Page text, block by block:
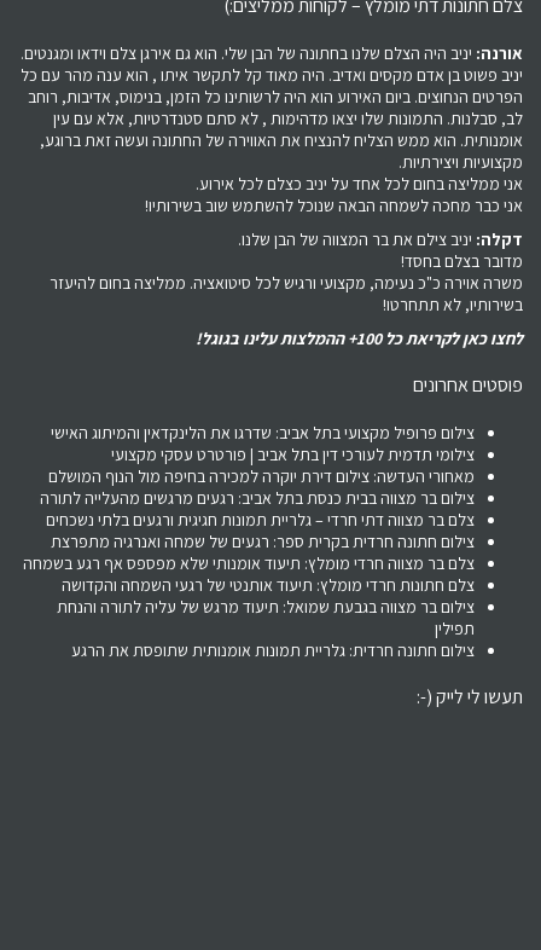
צלם חתונות דתי מומלץ – לקוחות ממליצים:)
אורנה: יניב היה הצלם שלנו בחתונה של הבן שלי. הוא גם אירגן צלם וידאו ומגנטים.
יניב פשוט בן אדם מקסים ואדיב. היה מאוד קל לתקשר איתו , הוא ענה מהר עם כל
הפרטים הנחוצים. ביום האירוע הוא היה לרשותינו כל הזמן, בנימוס, אדיבות, רוחב
לב, סבלנות. התמונות שלו יצאו מדהימות , לא סתם סטנדרטיות, אלא עם עין
אומנותית. הוא ממש הצליח להנציח את האווירה של החתונה ועשה זאת ברוגע,
מקצועיות ויצירתיות.
אני ממליצה בחום לכל אחד על יניב כצלם לכל אירוע.
אני כבר מחכה לשמחה הבאה שנוכל להשתמש שוב בשירותיו!
דקלה: יניב צילם את בר המצווה של הבן שלנו.
מדובר בצלם בחסד!
משרה אוירה כ"כ נעימה, מקצועי ורגיש לכל סיטואציה. ממליצה בחום להיעזר
בשירותיו, לא תתחרטו!
לחצו כאן לקריאת כל 100+ ההמלצות עלינו בגוגל!
פוסטים אחרונים
צילום פרופיל מקצועי בתל אביב: שדרגו את הלינקדאין והמיתוג האישי
צילומי תדמית לעורכי דין בתל אביב | פורטרט עסקי מקצועי
מאחורי העדשה: צילום דירת יוקרה למכירה בחיפה מול הנוף המושלם
צילום בר מצווה בבית כנסת בתל אביב: רגעים מרגשים מהעלייה לתורה
צלם בר מצווה דתי חרדי – גלריית תמונות חגיגית ורגעים בלתי נשכחים
צילום חתונה חרדית בקרית ספר: רגעים של שמחה ואנרגיה מתפרצת
צלם בר מצווה חרדי מומלץ: תיעוד אומנותי שלא מפספס אף רגע בשמחה
צלם חתונות חרדי מומלץ: תיעוד אותנטי של רגעי השמחה והקדושה
צילום בר מצווה בגבעת שמואל: תיעוד מרגש של עליה לתורה והנחת
תפילין
צילום חתונה חרדית: גלריית תמונות אומנותית שתופסת את הרגע
תעשו לי לייק (-: